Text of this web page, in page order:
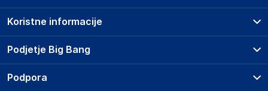
Podjetje Big Bang
O podjetju
Koristne informacije
Prodajna mesta
Storitve
Podpora